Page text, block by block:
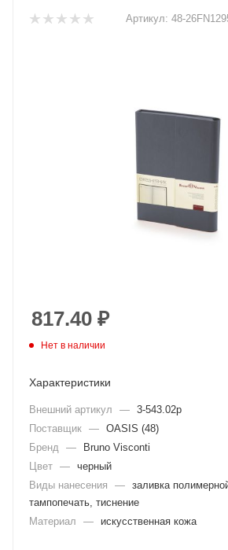
Артикул: 48-
817.40 ₽
Нет в наличии
Характеристики
Внешний артикул — 3-543.02p
Поставщик — OASIS (48)
Бренд
—
Bruno Visconti
Цвет — черный
Виды нанесения
— заливка
тампопечать, тиснение
Материал
— искусственная кожа